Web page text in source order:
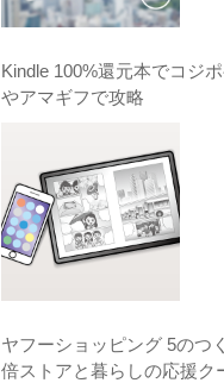
Kindle 100%還元本でコジ
やアマギフで攻略
ヤフーショッピング 5のつ
倍ストアと暮らしの応援ク